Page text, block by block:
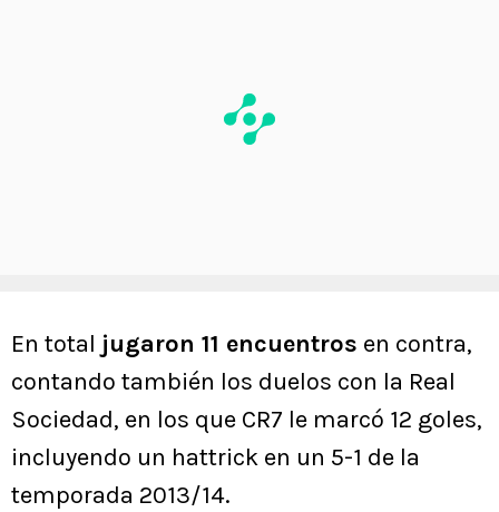
En total jugaron 11 encuentros en contra,
contando también los duelos con la Real
Sociedad, en los que CR7 le marcó 12 goles,
incluyendo un hattrick en un 5-1 de la
temporada 2013/14.